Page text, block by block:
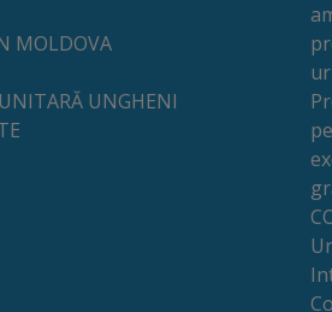
MOLDOVA
UNGHENI